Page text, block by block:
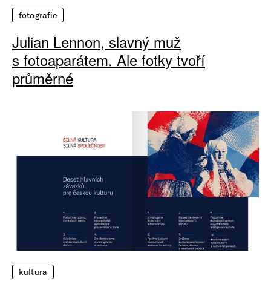
fotografie
Julian Lennon, slavný muž
s fotoaparátem. Ale fotky tvoří
průměrné
kultura